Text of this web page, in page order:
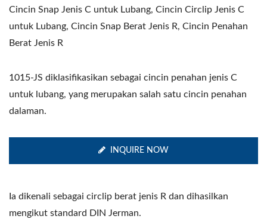
Cincin Snap Jenis C untuk Lubang, Cincin Circlip Jenis C
untuk Lubang, Cincin Snap Berat Jenis R, Cincin Penahan
Berat Jenis R
1015-JS diklasifikasikan sebagai cincin penahan jenis C
untuk lubang, yang merupakan salah satu cincin penahan
dalaman.
INQUIRE NOW
Ia dikenali sebagai circlip berat jenis R dan dihasilkan
mengikut standard DIN Jerman.